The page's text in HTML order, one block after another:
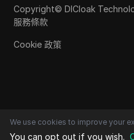
Copyright© DICloak
服務條款
Cookie 政策
We use cookies to improve your
You can opt out if you wish.